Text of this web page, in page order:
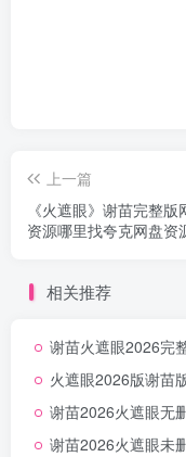
上一篇
《火遮眼》谢苗完整版
资源哪里找夸克网盘资
相关推荐
谢苗火遮眼2026完
火遮眼2026版谢苗
谢苗2026火遮眼无
谢苗2026火遮眼未